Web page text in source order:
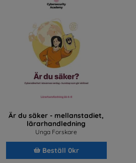
Är du säker - mellanstadiet,
lärarhandledning
Unga Forskare
Beställ 0kr